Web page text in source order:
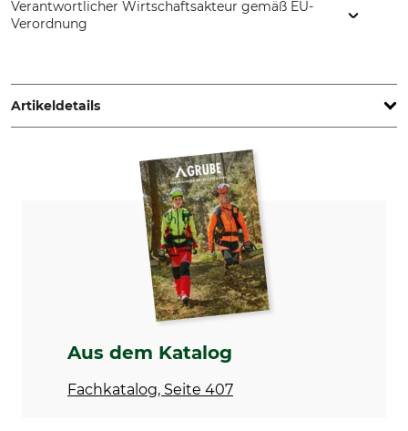
Verantwortlicher Wirtschaftsakteur gemäß EU-
Verordnung
www.grube.de
Artikeldetails
Nordforest Hunting
Produkttyp
Markierungsband
Gewicht
50 g
Aus dem Katalog
Fachkatalog, Seite 407